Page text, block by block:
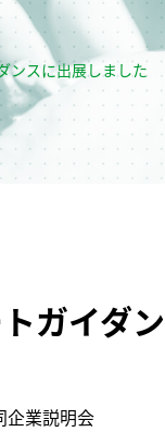
ンスに出展しました
ガイダ
企業説明会